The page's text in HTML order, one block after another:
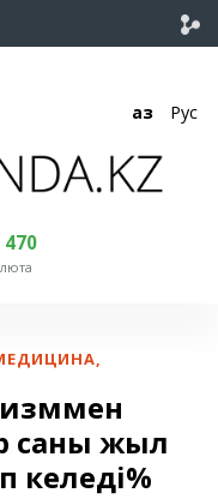
Қаз Рус
470470
,
саны жыл
келеді%